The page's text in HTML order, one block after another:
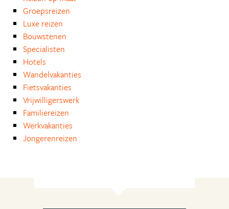
Groepsreizen
Luxe reizen
Bouwstenen
Specialisten
Hotels
Wandelvakanties
Fietsvakanties
Vrijwilligerswerk
Familiereizen
Werkvakanties
Jongerenreizen